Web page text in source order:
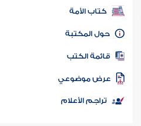
كتب PDF
كتاب الأمة
المكتبة
الكتب
موضوعي